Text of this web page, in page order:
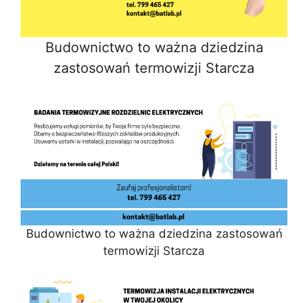
Budownictwo to ważna dziedzina
zastosowań termowizji Starcza
Budownictwo to ważna dziedzina zastosowań
termowizji Starcza